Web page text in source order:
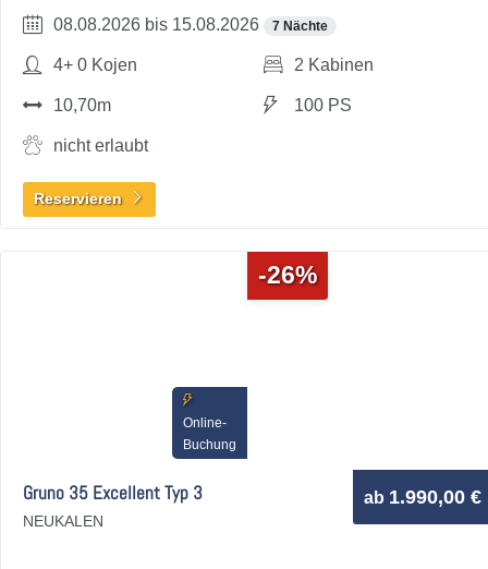
08.08.2026 bis 15.08.2026 7 Nächte
4+ 0 Kojen 2 Kabinen
10,70m 100 PS
nicht erlaubt
Reservieren
-26%
Online-
Buchung
Gruno 35 Excellent Typ 3
NEUKALEN
ab 1.990,00 €